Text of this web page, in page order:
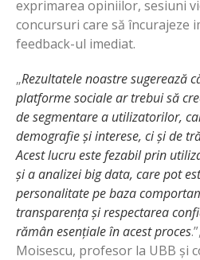
exprimarea opiniilor, sesiuni
concursuri care să încurajeze
feedback-ul imediat.
„Rezultatele noastre sugerează
platforme sociale ar trebui să
de segmentare a utilizatorilor,
demografie și interese, ci și de
Acest lucru este fezabil prin
și a analizei big data, care pot
personalitate pe baza
transparența și respectarea
rămân esențiale în acest proces
Moisescu, profesor la UBB și